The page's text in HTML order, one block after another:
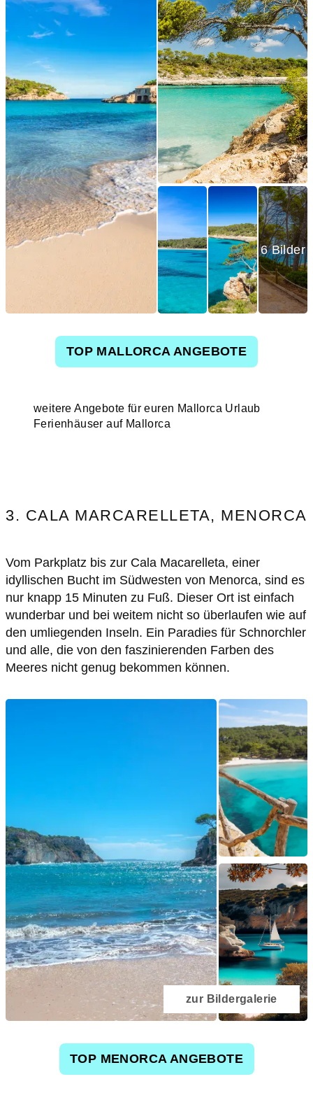
6 Bilder
TOP MALLORCA ANGEBOTE
weitere Angebote für euren Mallorca Urlaub
Ferienhäuser auf Mallorca
3. CALA MARCARELLETA, MENORCA
Vom Parkplatz bis zur Cala Macarelleta, einer
idyllischen Bucht im Südwesten von Menorca, sind es
nur knapp 15 Minuten zu Fuß. Dieser Ort ist einfach
wunderbar und bei weitem nicht so überlaufen wie auf
den umliegenden Inseln. Ein Paradies für Schnorchler
und alle, die von den faszinierenden Farben des
Meeres nicht genug bekommen können.
zur Bildergalerie
TOP MENORCA ANGEBOTE